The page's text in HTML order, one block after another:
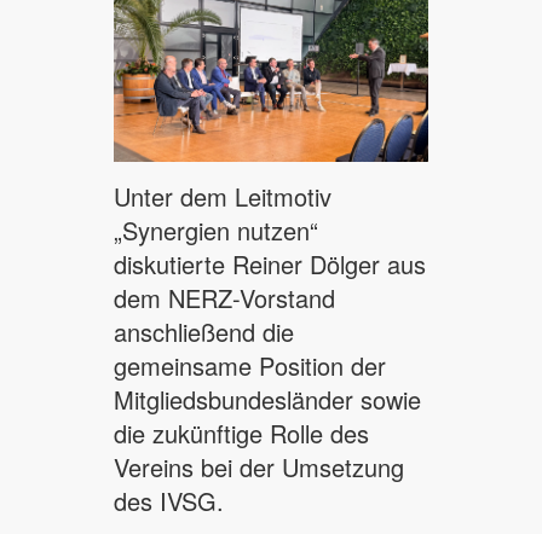
Unter dem Leitmotiv
„Synergien nutzen“
diskutierte Reiner Dölger aus
dem NERZ-Vorstand
anschließend die
gemeinsame Position der
Mitgliedsbundesländer sowie
die zukünftige Rolle des
Vereins bei der Umsetzung
des IVSG.